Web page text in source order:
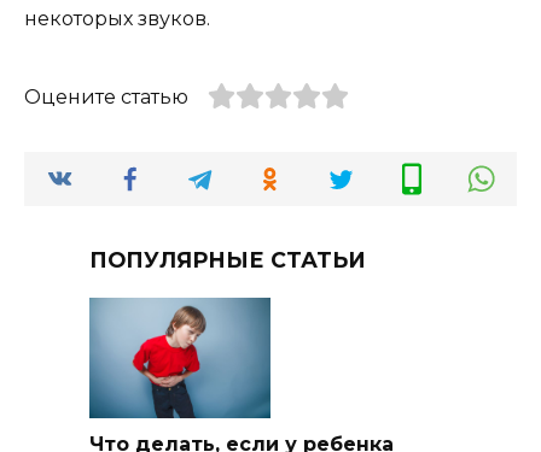
некоторых звуков.
Оцените статью
ПОПУЛЯРНЫЕ СТАТЬИ
Что делать, если у ребенка